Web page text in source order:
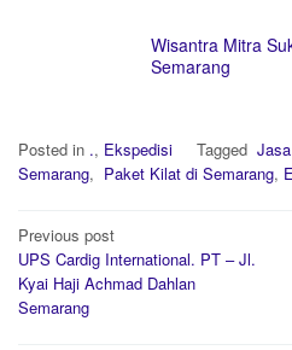
Wisantra Mitra
Semarang
Posted in ., Ekspedisi Tagged
Semarang, Paket Kilat di Semarang,
Post
navigation
Previous post
UPS Cardig International. PT – Jl.
Kyai Haji Achmad Dahlan
Semarang